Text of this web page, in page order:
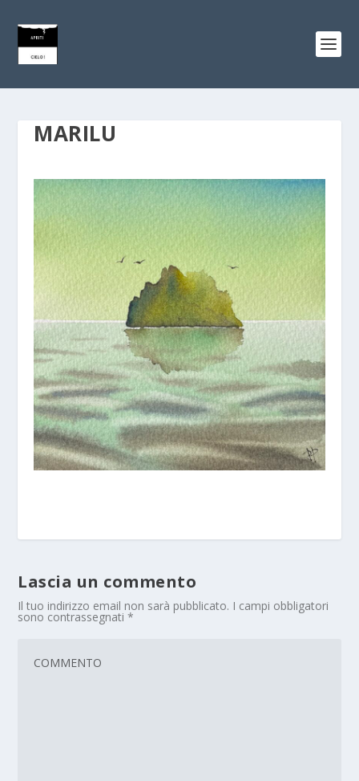
MARILU
Lascia un commento
Il tuo indirizzo email non sarà pubblicato. I campi obbligatori
sono contrassegnati*